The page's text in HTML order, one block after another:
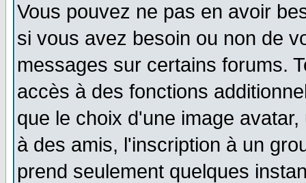
Vous pouvez ne pas en avoir
si vous avez besoin ou non de
messages sur certains forums.
accès à des fonctions
que le choix d'une image
à des amis, l'inscription à un
prend seulement quelques